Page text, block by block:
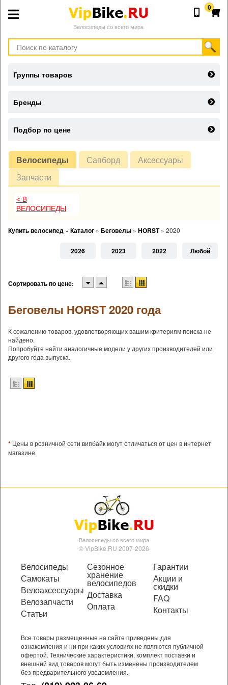
Велосипеды со всего мира
0
Велосипеды Сапборд
Аксессуары
Запчасти
< В
ВЕЛОСИПЕДЫ
Купить велосипед » Каталог » Беговелы » HORST » 2020
2026 2023 2022 Любой
Сортировать по цене:
Беговелы HORST 2020 года
К сожалению товаров, удовлетворяющих вашим критериям поиска не
найдено.
Попробуйте найти аналогичные модели у других производителей или
другого года выпуска.
* Цены в розничной сети випбайк могут отличаться от цен в интернет
магазине.
Группы товаров
Бренды
Подбор по цене
Велосипеды со всего мира
© VipBike.RU 2007-2026
Велосипеды
Самокаты
Велоаксессуары
Велозапчасти
Статьи
Сезонное
хранение
велосипедов
Доставка
Оплата
Гарантии
Акции и
скидки
FAQ
Контакты
Все товары размещенные на сайте приведены для
ознакомления и ни при каких условиях не являются публичной
офертой. Технические характеристики, комплект поставки и
внешний вид товаров могут быть изменены производителем
без предварительного уведомления.